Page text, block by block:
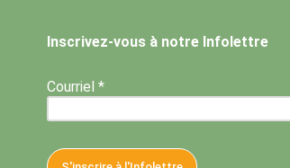
Inscrivez-vous à notre Infolettre
Courriel *